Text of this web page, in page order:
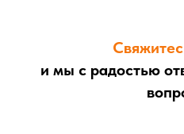
и мы с радостью